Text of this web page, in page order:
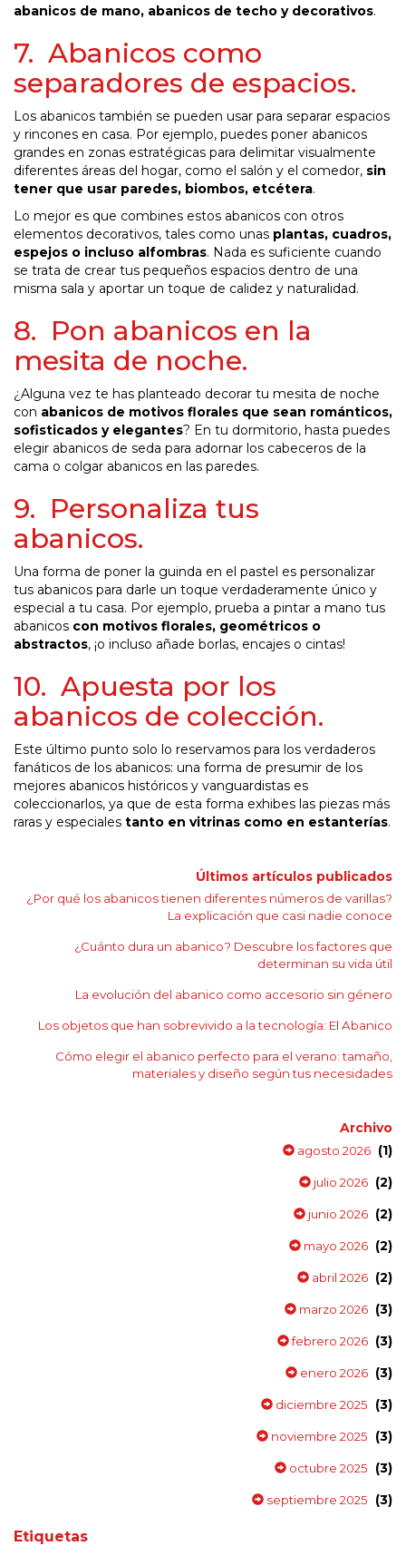
abanicos de mano, abanicos de techo y decorativos.
7. Abanicos como
separadores de espacios.
Los abanicos también se pueden usar para separar espacios
y rincones en casa. Por ejemplo, puedes poner abanicos
grandes en zonas estratégicas para delimitar visualmente
diferentes áreas del hogar, como el salón y el comedor, sin
tener que usar paredes, biombos, etcétera.
Lo mejor es que combines estos abanicos con otros
elementos decorativos, tales como unas plantas, cuadros,
espejos o incluso alfombras. Nada es suficiente cuando
se trata de crear tus pequeños espacios dentro de una
misma sala y aportar un toque de calidez y naturalidad.
8. Pon abanicos en la
mesita de noche.
¿Alguna vez te has planteado decorar tu mesita de noche
con abanicos de motivos florales que sean románticos,
sofisticados y elegantes? En tu dormitorio, hasta puedes
elegir abanicos de seda para adornar los cabeceros de la
cama o colgar abanicos en las paredes.
9. Personaliza tus
abanicos.
Una forma de poner la guinda en el pastel es personalizar
tus abanicos para darle un toque verdaderamente único y
especial a tu casa. Por ejemplo, prueba a pintar a mano tus
abanicos con motivos florales, geométricos o
abstractos, ¡o incluso añade borlas, encajes o cintas!
10. Apuesta por los
abanicos de colección.
Este último punto solo lo reservamos para los verdaderos
fanáticos de los abanicos: una forma de presumir de los
mejores abanicos históricos y vanguardistas es
coleccionarlos, ya que de esta forma exhibes las piezas más
raras y especiales tanto en vitrinas como en estanterías.
Últimos artículos publicados
¿Por qué los abanicos tienen diferentes números de varillas?
La explicación que casi nadie conoce
¿Cuánto dura un abanico? Descubre los factores que
determinan su vida útil
La evolución del abanico como accesorio sin género
Los objetos que han sobrevivido a la tecnología: El Abanico
Cómo elegir el abanico perfecto para el verano: tamaño,
materiales y diseño según tus necesidades
Archivo
agosto 2026 (1)
julio 2026 (2)
junio 2026 (2)
mayo 2026 (2)
abril 2026 (2)
marzo 2026 (3)
febrero 2026 (3)
enero 2026 (3)
diciembre 2025 (3)
noviembre 2025 (3)
octubre 2025 (3)
septiembre 2025 (3)
Etiquetas